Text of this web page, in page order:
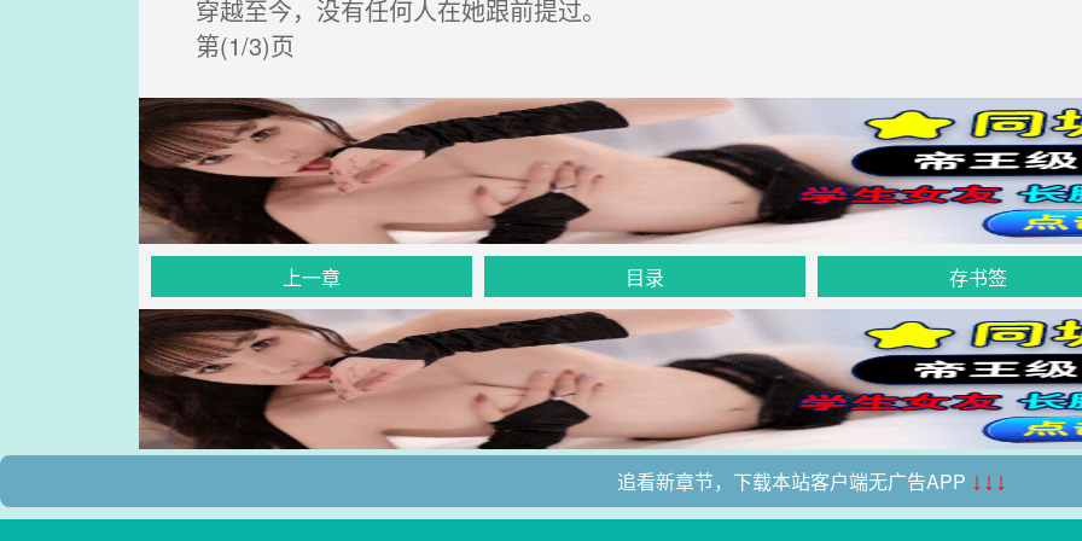
穿越至今，没有任何人在她跟前提过。
第(1/3)页
上一章 目录 存书签
追看新章节，下载本站客户端无广告APP ↓↓↓